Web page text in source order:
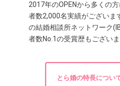
2017年のOPENから多くの
者数2,000名実績がございま
の結婚相談所ネットワーク
者数No.1の受賞歴もございま
とら婚の特長につい